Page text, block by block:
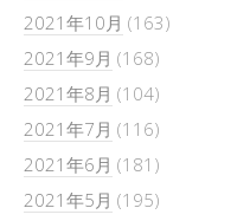
2021年10月 (163)
2021年9月 (168)
2021年8月 (104)
2021年7月 (116)
2021年6月 (181)
2021年5月 (195)